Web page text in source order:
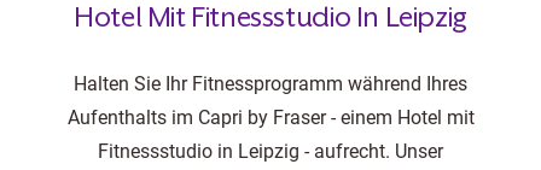
Hotel Mit Fitnessstudio In Leipzig
Halten Sie Ihr Fitnessprogramm während Ihres
Aufenthalts im Capri by Fraser - einem Hotel mit
Fitnessstudio in Leipzig - aufrecht. Unser